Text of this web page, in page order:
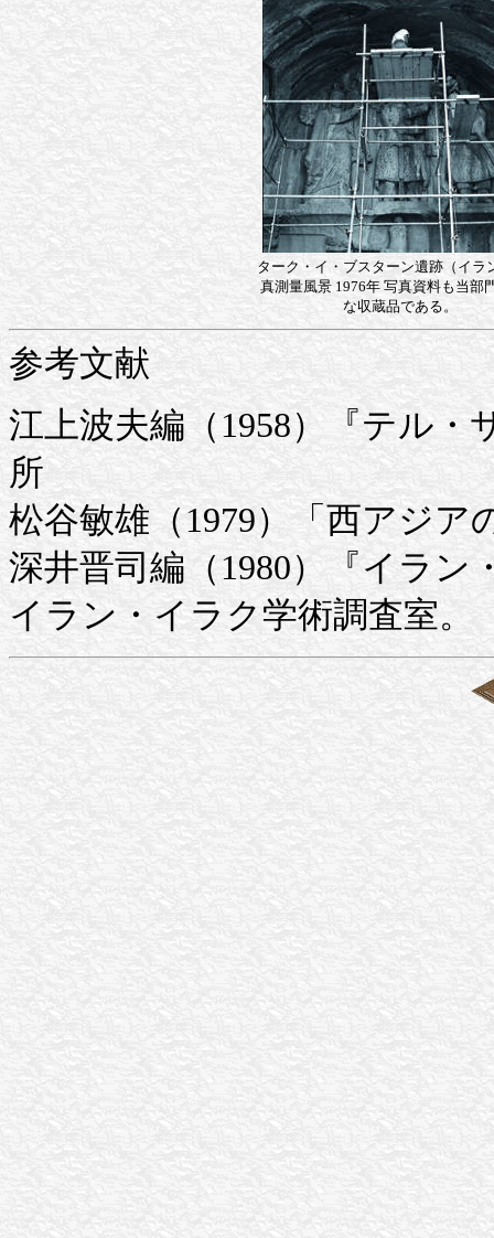
ターク・イ・ブスターン遺跡（イラ
真測量風景 1976年 写真資料も当部
な収蔵品である。
参考文献
江上波夫編（1958）『テル・
所
松谷敏雄（1979）「西アジア
深井晋司編（1980）『イラ
イラン・イラク学術調査室。